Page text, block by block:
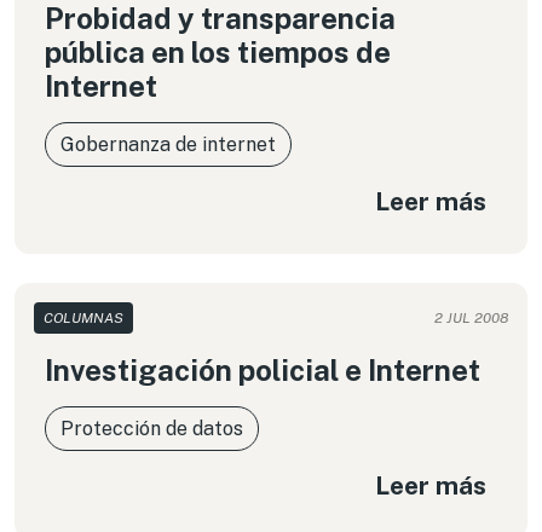
Probidad y transparencia
pública en los tiempos de
Internet
Gobernanza de internet
Leer más
COLUMNAS 2 JUL 2008
Investigación policial e Internet
Protección de datos
Leer más